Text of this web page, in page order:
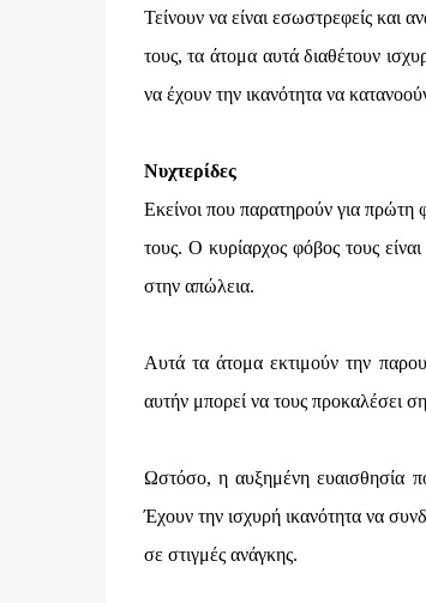
Τείνουν να είναι εσωστρεφείς
τους, τα άτομα αυτά διαθέτουν
να έχουν την ικανότητα να
Νυχτερίδες
Εκείνοι που παρατηρούν για πρώτη
τους. Ο κυρίαρχος φόβος τους
στην απώλεια.
Αυτά τα άτομα εκτιμούν την
αυτήν μπορεί να τους προκαλέσει
Ωστόσο, η αυξημένη ευαισθησία
Έχουν την ισχυρή ικανότητα να
σε στιγμές ανάγκης.